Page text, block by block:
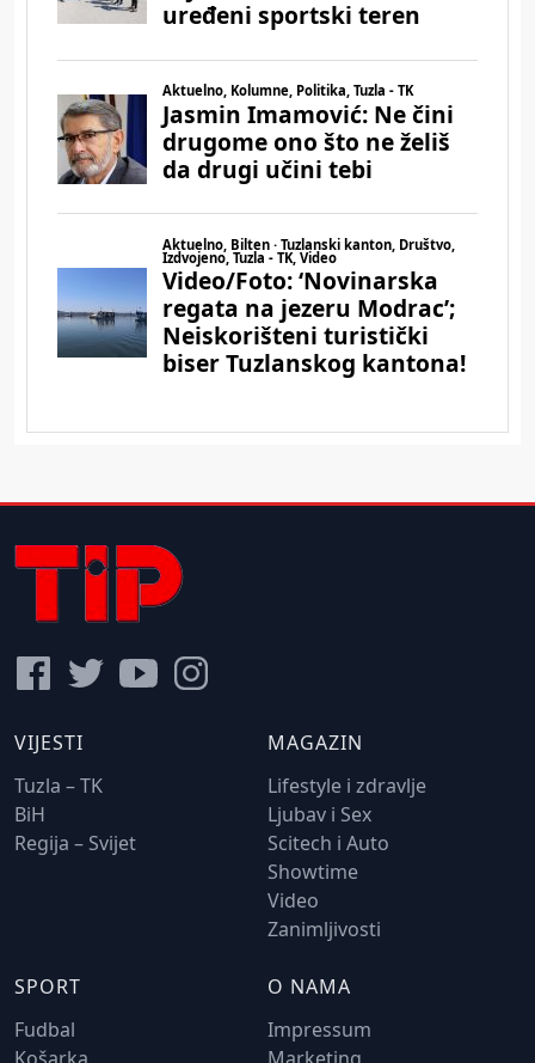
VIJESTI
Tuzla – TK
BiH
Regija – Svijet
MAGAZIN
Lifestyle i zdravlje
Ljubav i Sex
Scitech i Auto
Showtime
Video
Zanimljivosti
SPORT
Fudbal
O NAMA
Impressum